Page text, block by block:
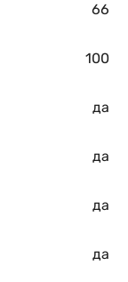
66
100
да
да
да
да